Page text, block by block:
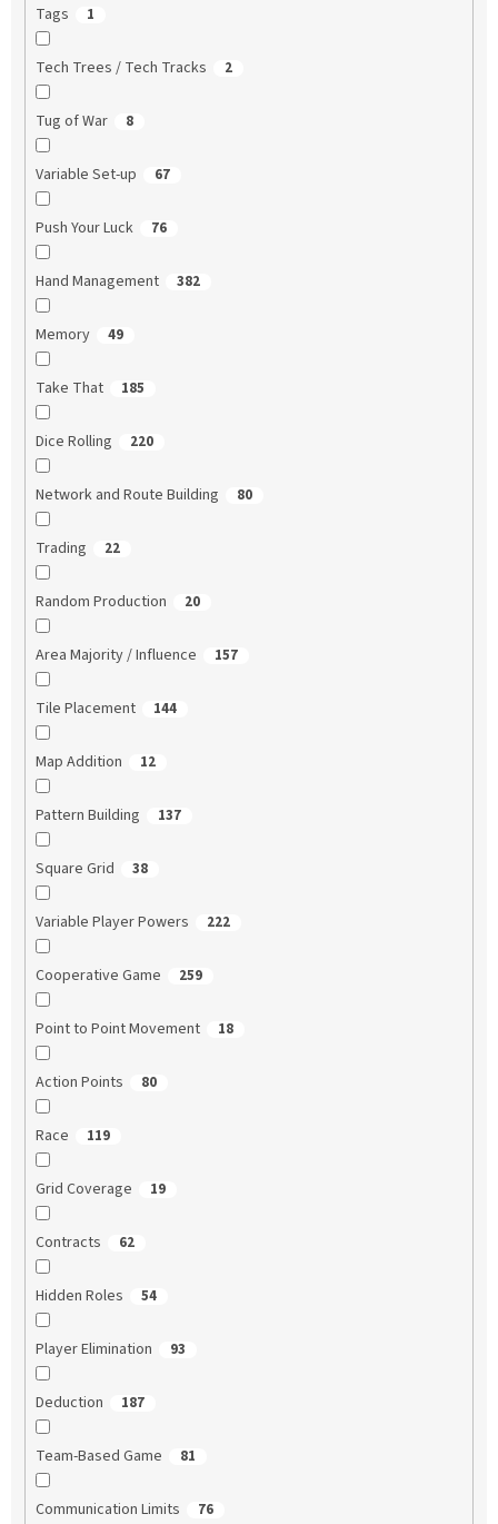
Tags 1
Tech Trees / Tech Tracks 2
Tug of War 8
Variable Set-up 67
Push Your Luck 76
Hand Management 382
Memory 49
Take That 185
Dice Rolling 220
Network and Route Building 80
Trading 22
Random Production 20
Area Majority / Influence 157
Tile Placement 144
Map Addition 12
Pattern Building 137
Square Grid 38
Variable Player Powers 222
Cooperative Game 259
Point to Point Movement 18
Action Points 80
Race 119
Grid Coverage 19
Contracts 62
Hidden Roles 54
Player Elimination 93
Deduction 187
Team-Based Game 81
Communication Limits 76